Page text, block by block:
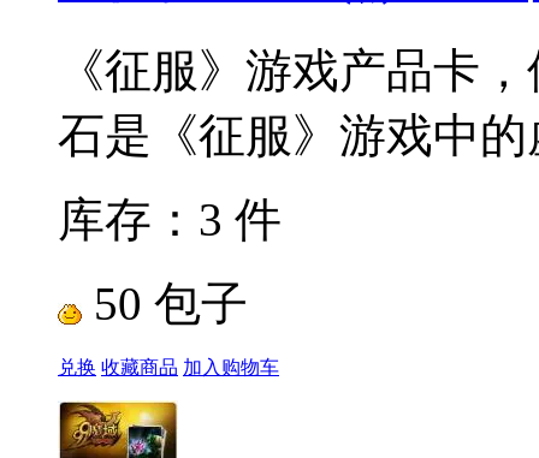
《征服》游戏产品卡
石是《征服》游戏中
库存：3 件
50 包子
兑换 收藏商品 加入购物车